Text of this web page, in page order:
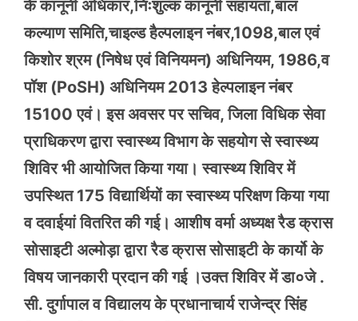
के कानूनी अधिकार,निःशुल्क कानूनी सहायता,बाल
कल्याण समिति,चाइल्ड हैल्पलाइन नंबर,1098,बाल एवं
किशोर श्रम (निषेध एवं विनियमन) अधिनियम, 1986,व
पॉश (PoSH) अधिनियम 2013 हेल्पलाइन नंबर
15100 एवं। इस अवसर पर सचिव, जिला विधिक सेवा
प्राधिकरण द्वारा स्वास्थ्य विभाग के सहयोग से स्वास्थ्य
शिविर भी आयोजित किया गया। स्वास्थ्य शिविर में
उपस्थित 175 विद्यार्थियों का स्वास्थ्य परिक्षण किया गया
व दवाईयां वितरित की गई। आशीष वर्मा अध्यक्ष रैड क्रास
सोसाइटी अल्मोड़ा द्वारा रैड क्रास सोसाइटी के कार्यो के
विषय जानकारी प्रदान की गई ।उक्त शिविर में डा०जे .
सी. दुर्गापाल व विद्यालय के प्रधानाचार्य राजेन्द्र सिंह